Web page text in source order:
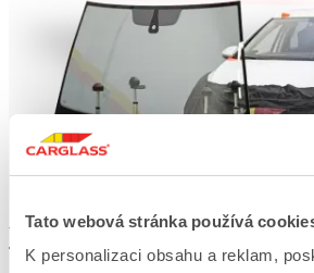
Tato webová stránka používá
K personalizaci obsahu a reklam,
Výměna a oprava autoskla